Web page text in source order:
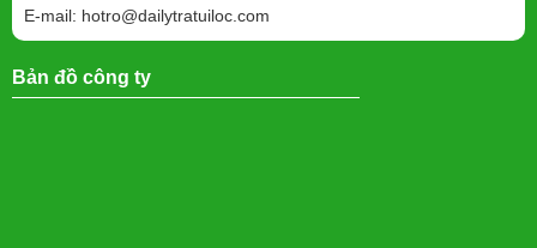
E-mail: hotro@dailytratuiloc.com
Bản đồ công ty